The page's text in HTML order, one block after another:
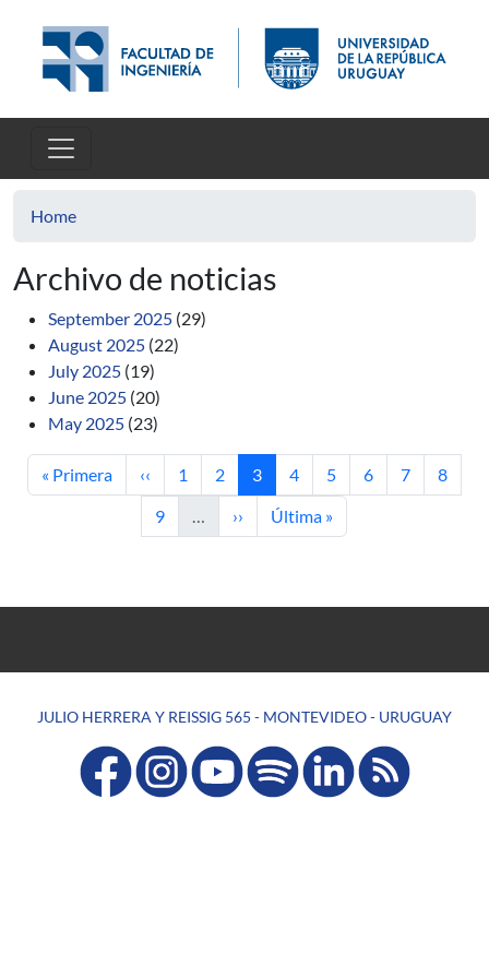
Home
Archivo de noticias
September 2025 (29)
August 2025 (22)
July 2025 (19)
June 2025 (20)
May 2025 (23)
First page
« Primera Previous page
‹‹ Page
1 Page
2 Current page
3 Page
4 Page
5 Page
6 Page
7 Page
8
Page
9 … Next page
›› Last page
Última »
JULIO HERRERA Y REISSIG 565 - MONTEVIDEO - URUGUAY